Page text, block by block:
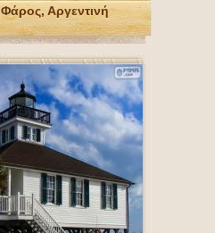
Αργεντινή